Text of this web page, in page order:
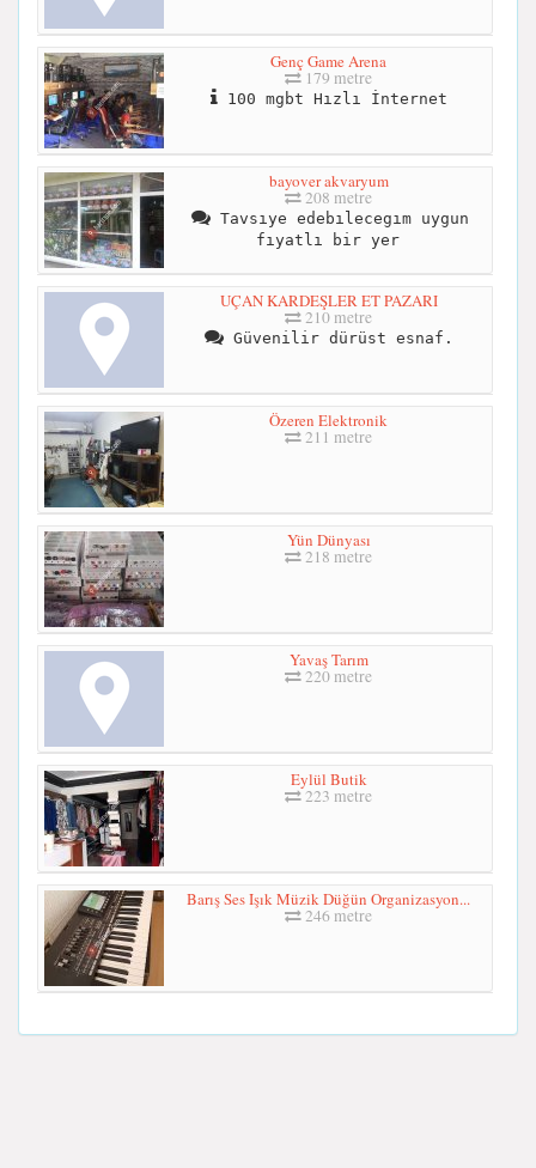
Genç Game Arena
179 metre
100 mgbt Hızlı İnternet
bayover akvaryum
208 metre
Tavsıye edebılecegım uygun
fıyatlı bir yer
UÇAN KARDEŞLER ET PAZARI
210 metre
Güvenilir dürüst esnaf.
Özeren Elektronik
211 metre
Yün Dünyası
218 metre
Yavaş Tarım
220 metre
Eylül Butik
223 metre
Barış Ses Işık Müzik Düğün Organizasyon...
246 metre